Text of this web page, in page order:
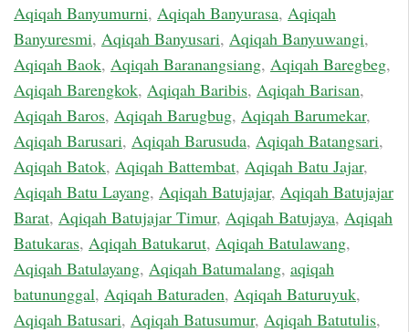
Aqiqah Banyumurni, Aqiqah Banyurasa, Aqiqah
Banyuresmi, Aqiqah Banyusari, Aqiqah Banyuwangi,
Aqiqah Baok, Aqiqah Baranangsiang, Aqiqah Baregbeg,
Aqiqah Barengkok, Aqiqah Baribis, Aqiqah Barisan,
Aqiqah Baros, Aqiqah Barugbug, Aqiqah Barumekar,
Aqiqah Barusari, Aqiqah Barusuda, Aqiqah Batangsari,
Aqiqah Batok, Aqiqah Battembat, Aqiqah Batu Jajar,
Aqiqah Batu Layang, Aqiqah Batujajar, Aqiqah Batujajar
Barat, Aqiqah Batujajar Timur, Aqiqah Batujaya, Aqiqah
Batukaras, Aqiqah Batukarut, Aqiqah Batulawang,
Aqiqah Batulayang, Aqiqah Batumalang, aqiqah
batununggal, Aqiqah Baturaden, Aqiqah Baturuyuk,
Aqiqah Batusari, Aqiqah Batusumur, Aqiqah Batutulis,